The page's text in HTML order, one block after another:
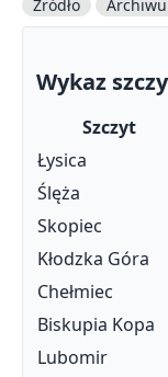
Źródło
Wykaz
Szczyt
Łysica
Ślęża
Skopiec
Kłodzka Góra
Chełmiec
Biskupia Kopa
Lubomir